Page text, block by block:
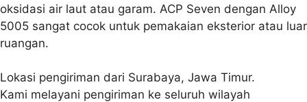
oksidasi air laut atau garam. ACP Seven dengan Alloy
5005 sangat cocok untuk pemakaian eksterior atau luar
ruangan.
Lokasi pengiriman dari Surabaya, Jawa Timur.
Kami melayani pengiriman ke seluruh wilayah